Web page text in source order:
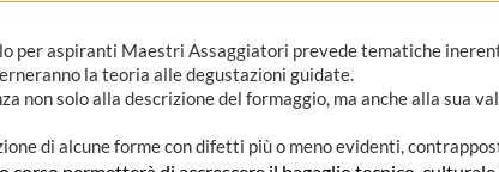
per aspiranti Maestri Assaggiatori prevede tematiche
la teoria alle degustazioni guidate.
non solo alla descrizione del formaggio, ma anche alla sua
di alcune forme con difetti più o meno evidenti,